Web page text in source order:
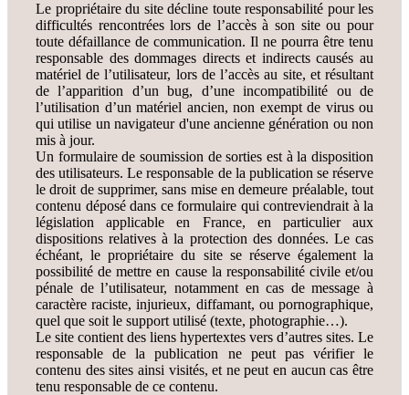
Le propriétaire du site décline toute responsabilité pour les
difficultés rencontrées lors de l’accès à son site ou pour
toute défaillance de communication. Il ne pourra être tenu
responsable des dommages directs et indirects causés au
matériel de l’utilisateur, lors de l’accès au site, et résultant
de l’apparition d’un bug, d’une incompatibilité ou de
l’utilisation d’un matériel ancien, non exempt de virus ou
qui utilise un navigateur d'une ancienne génération ou non
mis à jour.
Un formulaire de soumission de sorties est à la disposition
des utilisateurs. Le responsable de la publication se réserve
le droit de supprimer, sans mise en demeure préalable, tout
contenu déposé dans ce formulaire qui contreviendrait à la
législation applicable en France, en particulier aux
dispositions relatives à la protection des données. Le cas
échéant, le propriétaire du site se réserve également la
possibilité de mettre en cause la responsabilité civile et/ou
pénale de l’utilisateur, notamment en cas de message à
caractère raciste, injurieux, diffamant, ou pornographique,
quel que soit le support utilisé (texte, photographie…).
Le site contient des liens hypertextes vers d’autres sites. Le
responsable de la publication ne peut pas vérifier le
contenu des sites ainsi visités, et ne peut en aucun cas être
tenu responsable de ce contenu.